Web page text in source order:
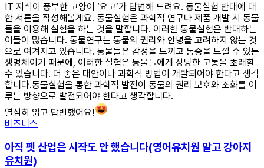
IT 지식이 풍부한 고양이 ‘요고’가 답변해 드려요. 동물실험 반대에 대
한 서론을 작성해볼게요. 동물실험은 과학적 연구나 제품 개발 시 동물
들을 이용해 실험을 하는 것을 말합니다. 이러한 동물실험은 반대하는
이들이 많습니다. 동물연구는 동물의 권리와 안녕을 고려하지 않는 것
으로 여겨지고 있습니다. 동물들은 감정을 느끼고 통증을 느낄 수 있는
생명체이기 때문에, 이러한 실험은 동물들에게 상당한 고통을 초래할
수 있습니다. 더 좋은 대안이나 과학적 방법이 개발되어야 한다고 생각
합니다.동물실험을 통한 과학적 발전이 동물의 권리 보호와 조화를 이
루는 방향으로 발전되어야 한다고 생각합니다.
열심히 읽고 답변했어요!
비즈니스
아직 펫 산업은 시작도 안 했습니다(영어유치원 말고 강아지
유치원)